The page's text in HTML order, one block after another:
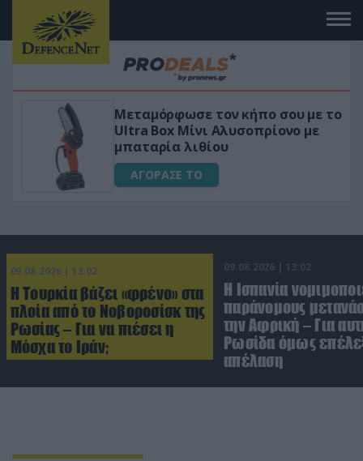
«Μαγική» φόρμουλα τριβόλι + VIP
για αύξηση της λίμπιντο
ΑΓΟΡΑΣΕ ΤΟ
09.08.2026 | 13:02
Η Τουρκία βάζει «φρένο» στα
πλοία από το Νοβοροσίσκ της
Ρωσίας – Για να πιέσει η
Μόσχα το Ιράν;
09.08.2026 | 13:02
Η Ισπανία
παράνομους
την Αφρική – Για
Ρωσίδα όμως
απέλαση